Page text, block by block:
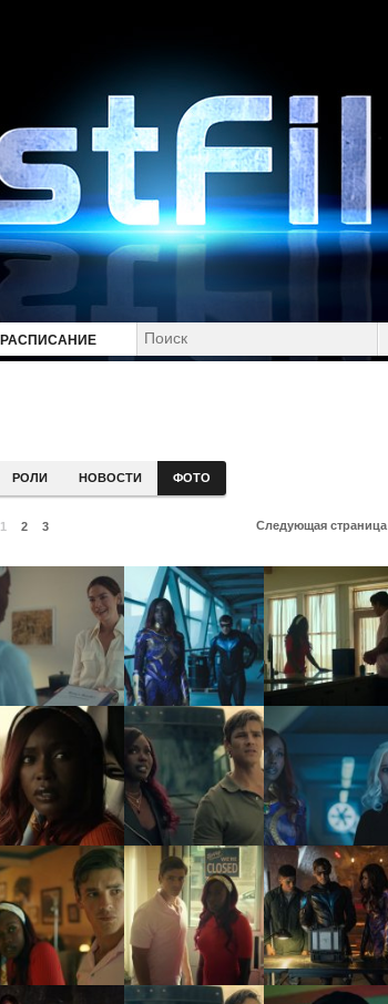
РАСПИСАНИЕ
РОЛИ НОВОСТИ ФОТО
1 2 3 Следующая страница